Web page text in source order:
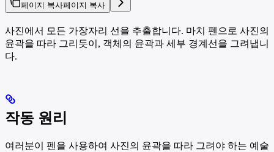
페이지 복사페이지 복사
사진에서 모든 가장자리 선을 추출합니다. 마치 펜으로 사진의
윤곽을 따라 그리듯이, 객체의 윤곽과 세부 경계선을 그려냅니
다.
작동 원리
여러분이 펜을 사용하여 사진의 윤곽을 따라 그려야 하는 예술